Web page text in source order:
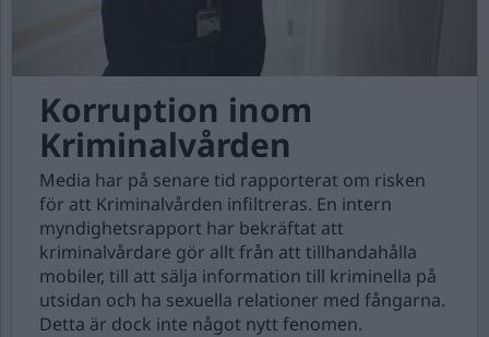
Korruption inom
Kriminalvården
Media har på senare tid rapporterat om risken
för att Kriminalvården infiltreras. En intern
myndighetsrapport har bekräftat att
kriminalvårdare gör allt från att tillhandahålla
mobiler, till att sälja information till kriminella på
utsidan och ha sexuella relationer med fångarna.
Detta är dock inte något nytt fenomen.